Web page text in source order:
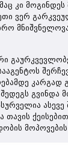
კი
ვერ
კარგად
გვინდა
ასევე
თავის